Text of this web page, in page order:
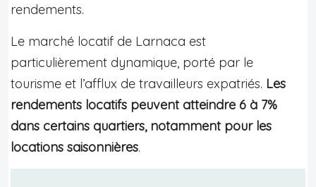
rendements.
Le marché locatif de Larnaca est
particulièrement dynamique, porté par le
tourisme et l’afflux de travailleurs expatriés. Les
rendements locatifs peuvent atteindre 6 à 7%
dans certains quartiers, notamment pour les
locations saisonnières.